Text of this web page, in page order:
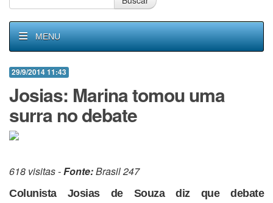
MENU
29/9/2014 11:43
Josias: Marina tomou uma
surra no debate
618 visitas -Fonte:Brasil 247
Colunista Josias de Souza diz que debate